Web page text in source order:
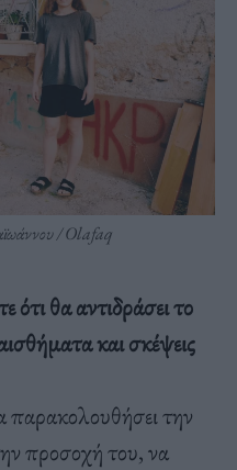
/ Olafaq
ότι θα αντιδράσει το
και σκέψεις
παρακολουθήσει την
προσοχή του, να